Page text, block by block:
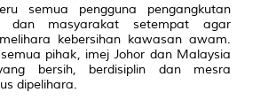
semua pengguna pengangkutan
dan masyarakat setempat agar
kebersihan kawasan awam.
pihak, imej Johor dan Malaysia
bersih, berdisiplin dan mesra
dipelihara.